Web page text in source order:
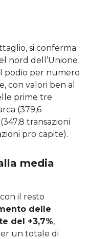
si conferma
nord dell’Unione
podio per numero
con valori ben al
prime tre
(379,6
transazioni
pro capite).
media
il resto
delle
del +3,7%,
un totale di